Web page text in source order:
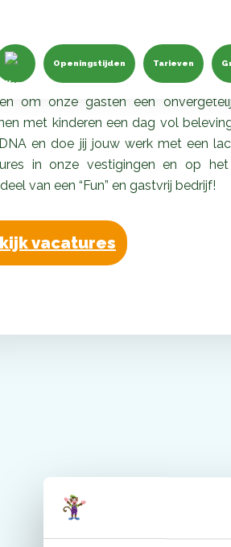
Openingstijden Tarieven
Town zijn we trots op onze
om onze gasten een
met kinderen een dag vol
en doe jij jouw werk met een
in onze vestigingen en op
van een “Fun” en gastvrij bedrijf!
vacatures